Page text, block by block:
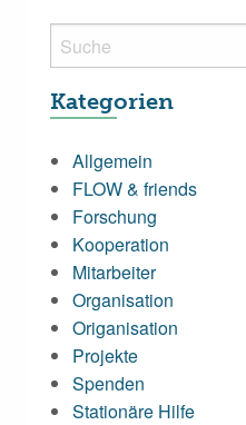
Kategorien
Allgemein
FLOW & friends
Forschung
Kooperation
Mitarbeiter
Organisation
Origanisation
Projekte
Spenden
Stationäre Hilfe